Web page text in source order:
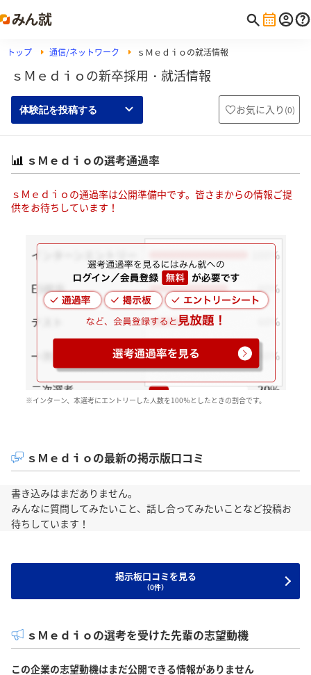
トップ 通信/ネットワーク ｓＭｅｄｉｏの就活情報
ｓＭｅｄｉｏの新卒採用・就活情報
体験記を投稿する お気に入り (0)
ｓＭｅｄｉｏの選考通過率
ｓＭｅｄｉｏの通過率は公開準備中です。皆さまからの情報ご提
供をお待ちしています！
※インターン、本選考にエントリーした人数を100％としたときの割合です。
ｓＭｅｄｉｏの最新の掲示版口コミ
書き込みはまだありません。
みんなに質問してみたいこと、話し合ってみたいことなど投稿お
待ちしています！
掲示板口コミを見る
（0件）
ｓＭｅｄｉｏの選考を受けた先輩の志望動機
この企業の志望動機はまだ公開できる情報がありません